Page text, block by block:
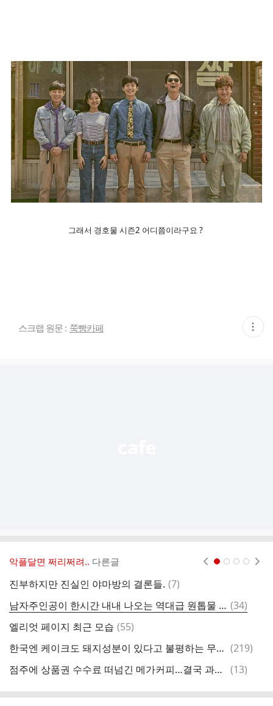
그래서 경호물 시즌2 어디쯤이라구요 ?
스크랩 원문 : 쭉빵카페 현
재
악플달면 쩌리쩌려.. 다른글
진부하지만 진실인 야마방의 결론들. 댓
(7)
남자주인공이 한시간 내내 나오는 역대급 원톱물 드라마.jpg 댓
글
(34)
엘리엇 페이지 최근 모습 댓
(55)
한국엔 케이크도 돼지성분이 있다고 불평하는 무슬림 댓
(219)
점주에 상품권 수수료 떠넘긴 메가커피…결국 과징금 23억 철퇴
댓
(13)